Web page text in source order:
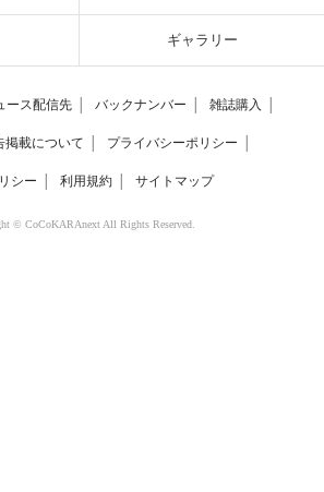
ギャラリー
ース配信先 バックナンバー 雑誌購入
掲載について プライバシーポリシー
シー 利用規約 サイトマップ
© CoCoKARAnext All Rights Reserved.